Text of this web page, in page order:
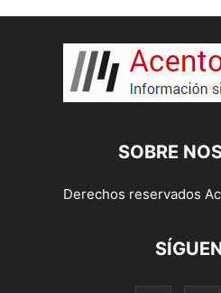
SOBRE
Derechos reservados